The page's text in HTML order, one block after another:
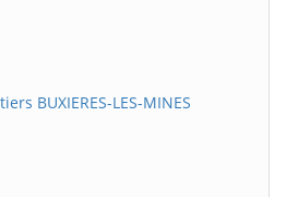
BUXIERES-LES-MINES